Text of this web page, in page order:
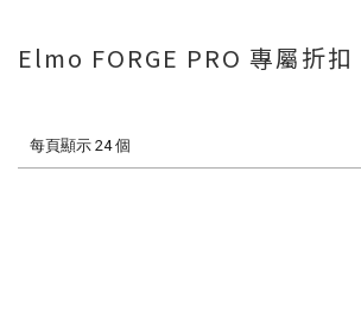
Elmo FORGE PRO 專屬折扣
每頁顯示 24 個